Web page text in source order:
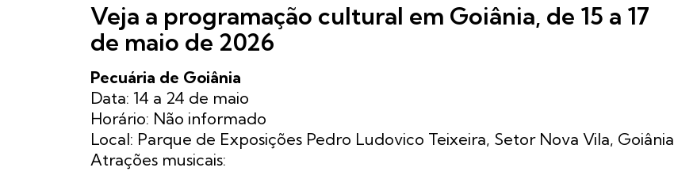
Veja a programação cultural em Goiânia, de 15 a 17
de maio de 2026
Pecuária de Goiânia
Data: 14 a 24 de maio
Horário: Não informado
Local: Parque de Exposições Pedro Ludovico Teixeira, Setor Nova Vila, Goiânia
Atrações musicais: